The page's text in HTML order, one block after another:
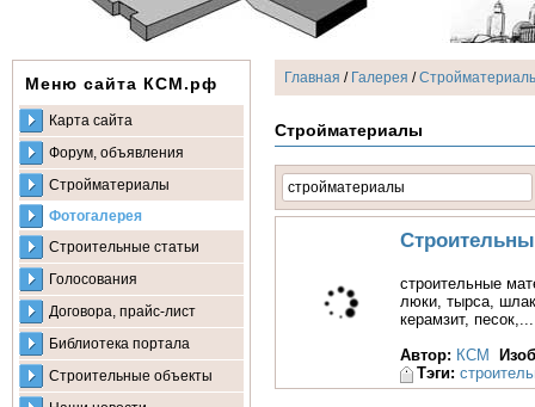
Меню сайта КСМ.рф
Карта сайта
Форум, объявления
Стройматериалы
Фотогалерея
Строительные статьи
Голосования
Договора, прайс-лист
Библиотека портала
Строительные объекты
Главная / Галерея /
Стройматериалы
строительные
люки, тырса,
керамзит, песок,...
Автор: КСМ
Тэги: